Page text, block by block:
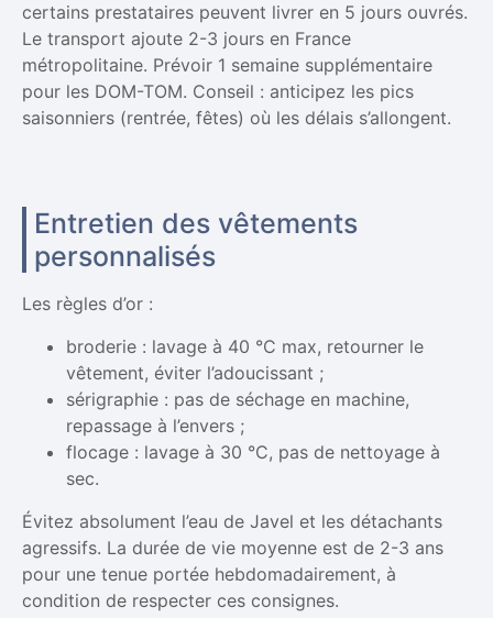
certains prestataires peuvent livrer en 5 jours ouvrés.
Le transport ajoute 2-3 jours en France
métropolitaine. Prévoir 1 semaine supplémentaire
pour les DOM-TOM. Conseil : anticipez les pics
saisonniers (rentrée, fêtes) où les délais s’allongent.
Entretien des vêtements
personnalisés
Les règles d’or :
broderie : lavage à 40 °C max, retourner le
vêtement, éviter l’adoucissant ;
sérigraphie : pas de séchage en machine,
repassage à l’envers ;
flocage : lavage à 30 °C, pas de nettoyage à
sec.
Évitez absolument l’eau de Javel et les détachants
agressifs. La durée de vie moyenne est de 2-3 ans
pour une tenue portée hebdomadairement, à
condition de respecter ces consignes.